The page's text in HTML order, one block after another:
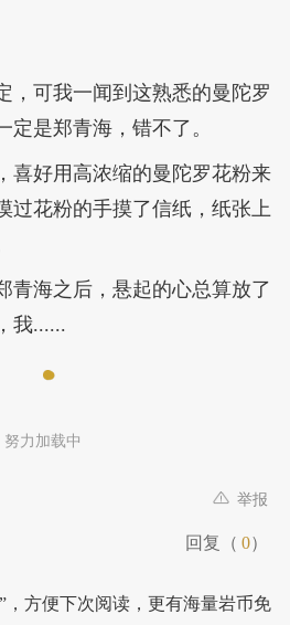
，可我一闻到这熟悉的曼陀罗
是郑青海，错不了。
喜好用高浓缩的曼陀罗花粉来
过花粉的手摸了信纸，纸张上
青海之后，悬起的心总算放了
我......
努力加载中
举报
回复（ 0）
，方便下次阅读，更有海量岩币免